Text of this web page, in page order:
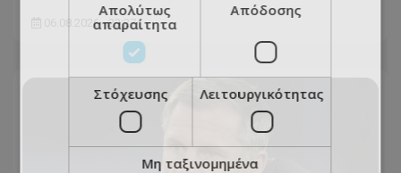
06.08.2026 - 23:27
Απολύτως
απαραίτητα
Απόδοσης
Στόχευσης Λειτουργικότητας
Μη ταξινομημένα